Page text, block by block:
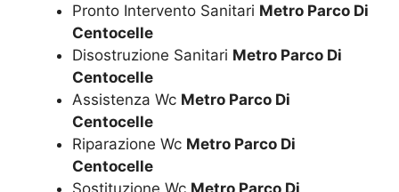
Pronto Intervento Sanitari Metro Parco Di
Centocelle
Disostruzione Sanitari Metro Parco Di
Centocelle
Assistenza Wc Metro Parco Di
Centocelle
Riparazione Wc Metro Parco Di
Centocelle
Sostituzione Wc Metro Parco Di